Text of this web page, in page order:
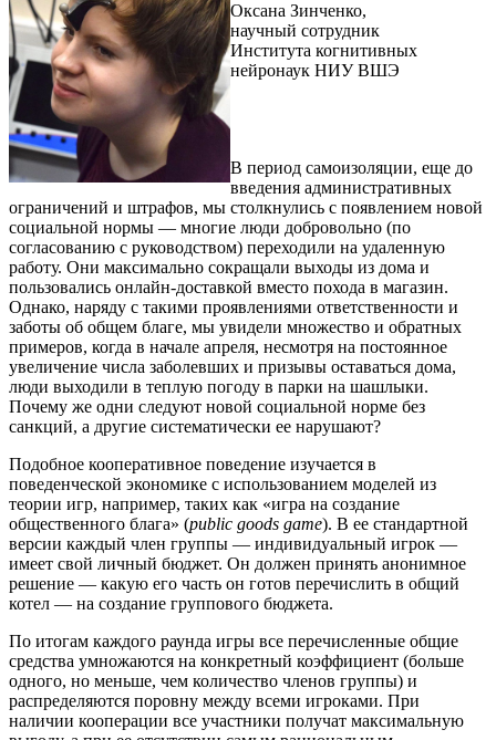
Оксана Зинченко,
научный сотрудник
Института когнитивных
нейронаук НИУ ВШЭ
В период самоизоляции, еще до
введения административных
ограничений и штрафов, мы столкнулись с появлением новой
социальной нормы — многие люди добровольно (по
согласованию с руководством) переходили на удаленную
работу. Они максимально сокращали выходы из дома и
пользовались онлайн-доставкой вместо похода в магазин.
Однако, наряду с такими проявлениями ответственности и
заботы об общем благе, мы увидели множество и обратных
примеров, когда в начале апреля, несмотря на постоянное
увеличение числа заболевших и призывы оставаться дома,
люди выходили в теплую погоду в парки на шашлыки.
Почему же одни следуют новой социальной норме без
санкций, а другие систематически ее нарушают?
Подобное кооперативное поведение изучается в
поведенческой экономике с использованием моделей из
теории игр, например, таких как «игра на создание
общественного блага» (public goods game). В ее стандартной
версии каждый член группы — индивидуальный игрок —
имеет свой личный бюджет. Он должен принять анонимное
решение — какую его часть он готов перечислить в общий
котел — на создание группового бюджета.
По итогам каждого раунда игры все перечисленные общие
средства умножаются на конкретный коэффициент (больше
одного, но меньше, чем количество членов группы) и
распределяются поровну между всеми игроками. При
наличии кооперации все участники получат максимальную